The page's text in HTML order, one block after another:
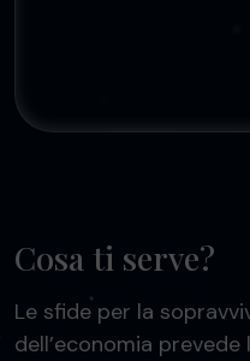
Cosa ti serve?
Le sfide per la
dell’economia